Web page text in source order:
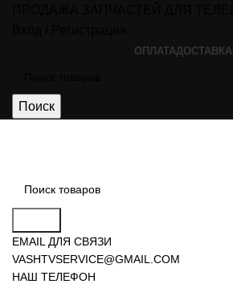
ОПЛАТАДОСТАВКА
Поиск
EMAIL ДЛЯ СВЯЗИ
VASHTVSERVICE@GMAIL.COM
НАШ ТЕЛЕФОН